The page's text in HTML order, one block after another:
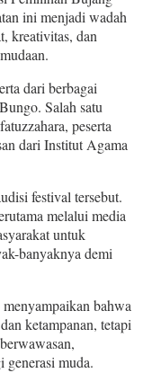
ini menjadi wadah
kreativitas, dan
dari berbagai
Salah satu
peserta
dari Institut Agama
festival tersebut.
melalui media
untuk
banyaknya demi
bahwa
ketampanan, tetapi
generasi muda.